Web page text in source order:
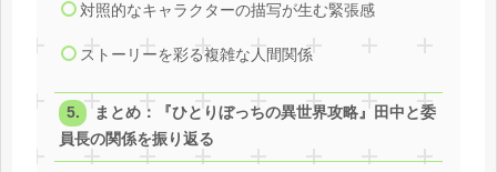
対照的なキャラクターの描写が生む緊張感
ストーリーを彩る複雑な人間関係
まとめ：『ひとりぼっちの異世界攻略』田中と委
員長の関係を振り返る